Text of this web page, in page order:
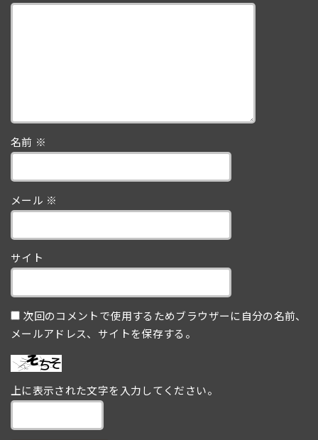
名前 ※
メール ※
サイト
次回のコメントで使用するためブラウザーに自分の名前、
メールアドレス、サイトを保存する。
上に表示された文字を入力してください。